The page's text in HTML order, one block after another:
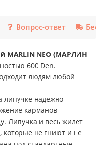
Вопрос-ответ
MARLIN NEO (МАРЛИН
600 Den.
людям любой
липучке надежно
карманов
Липучка и весь жилет
не гниют и не